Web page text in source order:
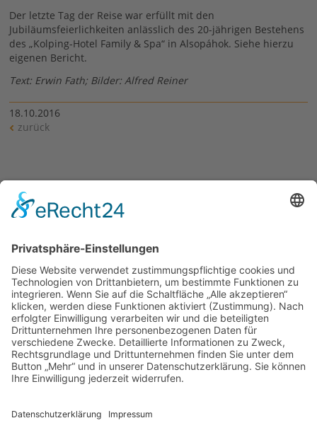
Der letzte Tag der Reise war erfüllt mit den
Jubiläumsfeierlichkeiten anlässlich des 20-jährigen Bestehens
des „Kolping-Hotel Family & Spa“ in Alsopáhok. Siehe hierzu
eigenen Bericht.
Text: Erwin Fath; Bilder: Alfred Reiner
18.10.2016
zurück
Siehe auch
Mehr zum Heiligen Jahr und zum Martinsjubiläum
Links
Bericht vom Gottesdienst in Szombathely in Ungarisch
Kolping Hotel Spa & Family Resort Alsópáhok (Ungarn)
© 2026 | Kolpingwerk Diözesanverband Augsburg